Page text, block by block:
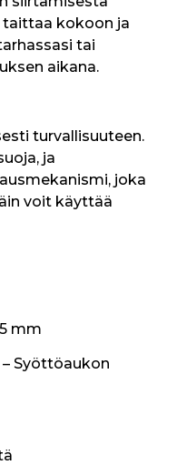
taittaa kokoon ja
tai
aikana.
turvallisuuteen.
ja
joka
voit käyttää
mm
Syöttöaukon